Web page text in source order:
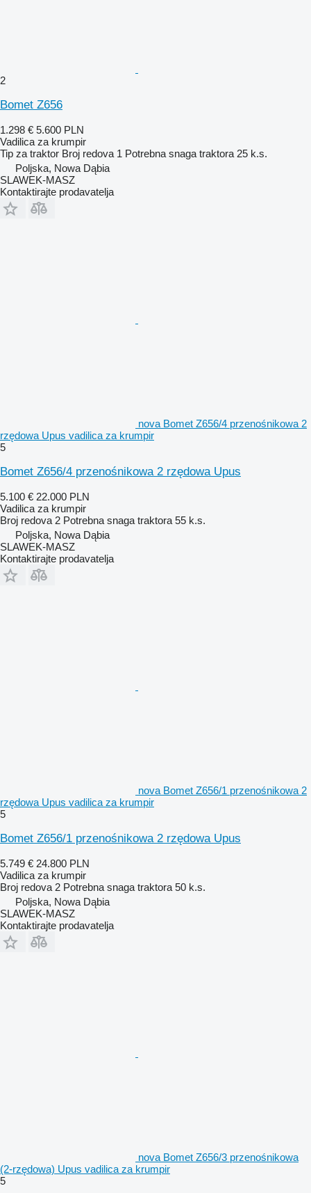
2
Bomet Z656
1.298 € 5.600 PLN
Vadilica za krumpir
Tip za traktor Broj redova 1 Potrebna snaga traktora 25 k.s.
Poljska, Nowa Dąbia
SLAWEK-MASZ
Kontaktirajte prodavatelja
nova Bomet Z656/4 przenośnikowa 2
rzędowa Upus vadilica za krumpir
5
Bomet Z656/4 przenośnikowa 2 rzędowa Upus
5.100 € 22.000 PLN
Vadilica za krumpir
Broj redova 2 Potrebna snaga traktora 55 k.s.
Poljska, Nowa Dąbia
SLAWEK-MASZ
Kontaktirajte prodavatelja
nova Bomet Z656/1 przenośnikowa 2
rzędowa Upus vadilica za krumpir
5
Bomet Z656/1 przenośnikowa 2 rzędowa Upus
5.749 € 24.800 PLN
Vadilica za krumpir
Broj redova 2 Potrebna snaga traktora 50 k.s.
Poljska, Nowa Dąbia
SLAWEK-MASZ
Kontaktirajte prodavatelja
nova Bomet Z656/3 przenośnikowa
(2-rzędowa) Upus vadilica za krumpir
5